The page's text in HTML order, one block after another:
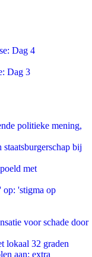
Dag 4
Dag 3
politieke mening,
bij
met
'stigma op
voor schade door
lokaal 32 graden
aan: extra